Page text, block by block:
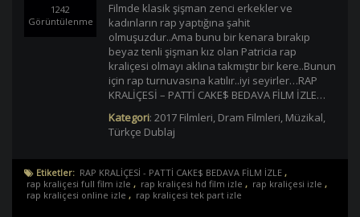
1242
Görüntülenme
Filmde klasik şişman zenci erkekler ve
kadınların rap yaptığına şahit
olmuşuzdur..Ama bunu bir kenara bırakıp
beyaz tenli şişman kız olan Patricia rap
kraliçesi olmayı aklına takmıştır bir kere..Bunun
için rap turnuvasına katılır..iyi seyirler…RAP
KRALİÇESİ – PATTİ CAKE$ BEDAVA FİLM İZLE…
Kategori: 2017 Filmleri, Dram Filmleri, Müzikal,
Türkçe Dublaj
Etiketler: RAP KRALİÇESİ - PATTİ CAKE$ BEDAVA FİLM İZLE ,
rap kraliçesi full film izle , rap kraliçesi hd film izle , rap kraliçesi izle ,
rap kraliçesi online izle , rap kraliçesi tek part izle